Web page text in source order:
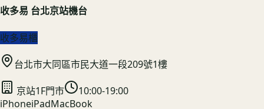
收多易 台北京站機台
收多易櫃
台北市大同區市民大道一段209號1樓
京站1F門市
10:00-19:00
iPhoneiPadMacBook